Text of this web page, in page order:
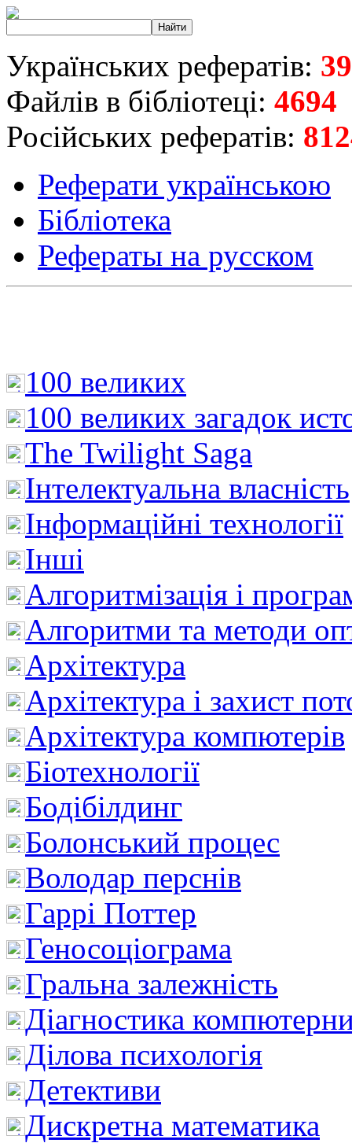
Українських рефератів:
Файлів в бібліотеці: 4694
Російських рефератів:
Реферати українською
Бібліотека
Рефераты на русском
100 великих
100 великих загадок
The Twilight Saga
Інтелектуальна влaсність
Інформаційні технології
Інші
Алгоритмізація і
Алгоритми та методи
Архітектура
Архітектура і захист
Архітектура компютерів
Біотехнології
Бодібілдинг
Болонський процес
Володар перснів
Гаррі Поттер
Геносоціограма
Гральна залежність
Діагностика
Ділова психологія
Детективи
Дискретна математика